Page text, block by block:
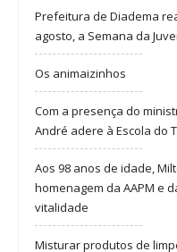
Prefeitura de Diadema
agosto, a Semana da
Os animaizinhos
Com a presença do
André adere à Escola do
Aos 98 anos de idade,
homenagem da AAPM e
vitalidade
Misturar produtos de